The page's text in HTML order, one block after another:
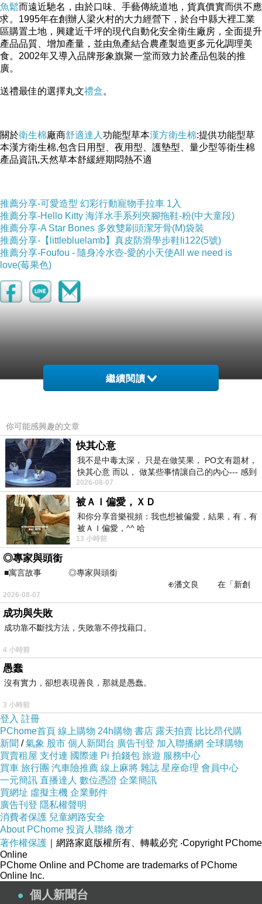
-->
魚鬆而遠近馳名，由於口味、手藝傳統道地，貨真價實而供不應
求。1995年在創辦人梁火村的大力經營下，於台中縣大裡工業
區購置土地，興建近千坪的現代自動化安全衛生廠房，全面提升
產品品質、增加產量，並由魚產結合農產製造更多元化調理美
食。2002年又導入品牌形象旗聚一堂而致力於產品包裝的推
廣。
送禮最佳的選擇丸文禮盒。
關於衛生棉廠商舒適達人 功能型草本漢方衛生棉:提供功能型草
本漢方衛生棉,包含日用型、夜用型、護墊型、量少型等衛生棉
產品資訊,天然草本舒緩經期悶熱不適
推薦分享-可愛造型 幻彩行動寵物手拉車 1入
推薦分享-Hello Kitty 海洋水手系列夾腳拖鞋-粉(中大童段)
推薦分享-A Star Bones 多效雙刷頭潔牙骨(M)袋裝
推薦分享-【littlebluelamb】真皮防滑學步鞋li122(5號)
推薦分享-Foufou - 隨身冷水壺-愛的小天使All we need is
love(莓果色)
繼續閱讀
你可能感興趣的文章
快其心意
我不是中毒太深， 只是在做笑果， PO文有題材，
快其心意 而以， 做某些事情讓自己的內心--- 感到
愉快。
2026-08-07
被ＡＩ偏愛，ＸＤ
和你分享音樂視頻：我也想被偏愛，結果，有，有
被ＡＩ偏愛，^^ 哈
13 小時前
◎專家與頭銜
■寓言故事 ◎專家與頭銜
⊕潘文良 在「新創
之谷」裡——
2026-08-07
成功與失敗
成功靠不斷找方法，失敗靠不停找藉口。
4 小時前
愚蠢
沒有實力，卻想表現善良，那就是愚蠢。
3 小時前
登入 註冊
PChome首頁 線上購物 24h購物 書店 露天拍賣 比比昂代購
新聞 /氣象 股市 個人新聞台 廣告刊登 加入聯播網 全球購物
買賣租屋 支付連 國際連 Pi 拍錢包 旅遊 服務中心
買車 旅行團 汽車險推薦 線上麻將 雜誌 星座命理 會員中心
一元簡訊 直播達人 數位憑證 企業簡訊
買網址 虛擬主機 企業郵件
廣告刊登 隱私權聲明
消費者保護 兒童網路安全
About PChome 投資人聯絡 徵才
著作權保護 ｜網路家庭版權所有、轉載必究 ‧Copyright PChome
Online
PChome Online and PChome are trademarks of PChome
Online Inc.
個人新聞台